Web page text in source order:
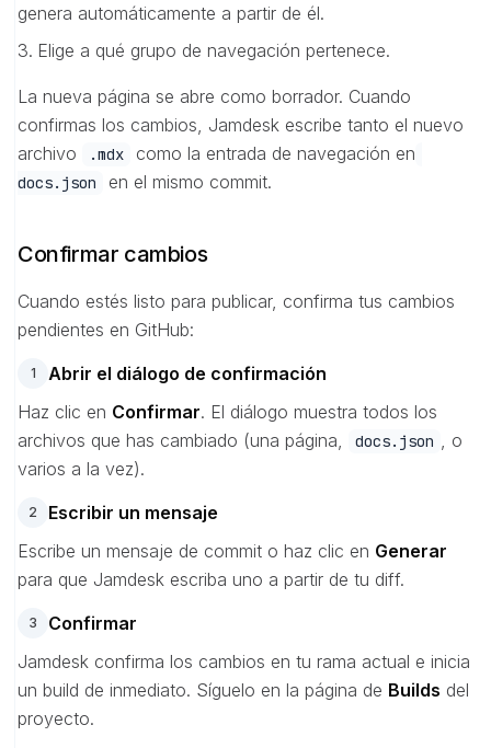
genera automáticamente a partir de él.
Elige a qué grupo de navegación pertenece.
La nueva página se abre como borrador. Cuando
confirmas los cambios, Jamdesk escribe tanto el nuevo
archivo
.mdx como la entrada de navegación en
docs.json en el mismo commit.
Confirmar cambios
Cuando estés listo para publicar, confirma tus cambios
pendientes en GitHub:
1
Abrir el diálogo de confirmación
Haz clic en Confirmar. El diálogo muestra todos los
archivos que has cambiado (una página,
docs.json
, o
varios a la vez).
2
Escribir un mensaje
Escribe un mensaje de commit o haz clic en Generar
para que Jamdesk escriba uno a partir de tu diff.
3
Confirmar
Jamdesk confirma los cambios en tu rama actual e inicia
un build de inmediato. Síguelo en la página de Builds del
proyecto.